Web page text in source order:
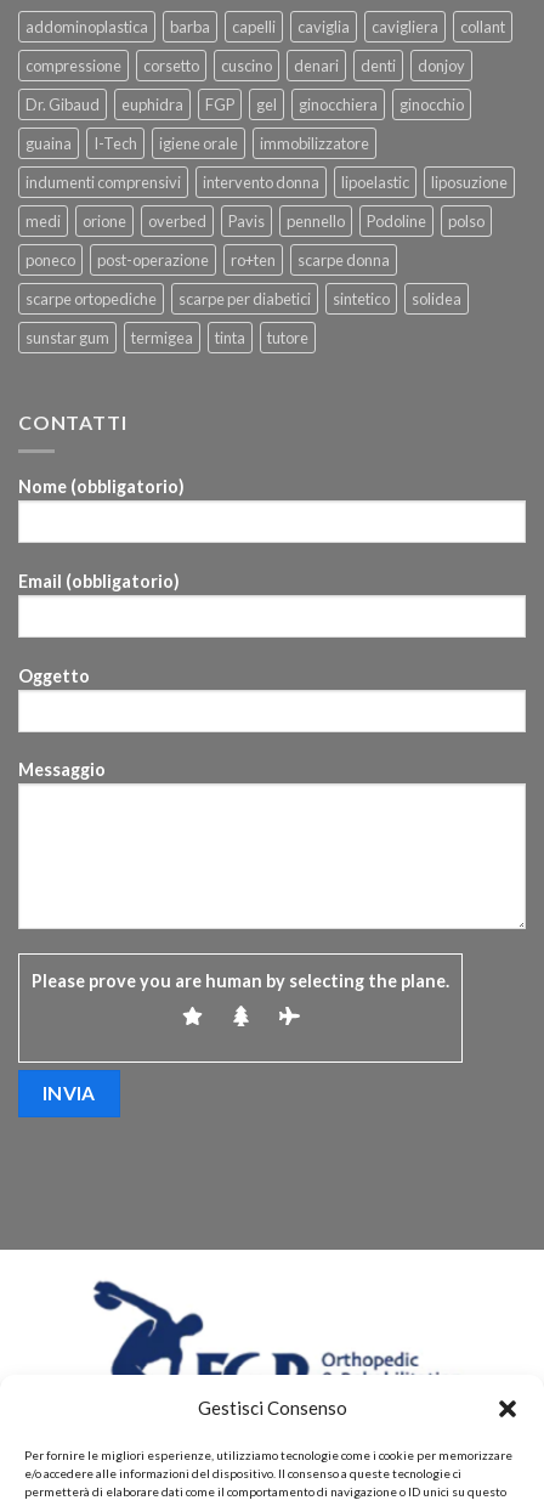
Gestisci Consenso
Per fornire le migliori esperienze, utilizziamo tecnologie come i cookie per memorizzare
e/o accedere alle informazioni del dispositivo. Il consenso a queste tecnologie ci
permetterà di elaborare dati come il comportamento di navigazione o ID unici su questo
addominoplastica barba capelli caviglia cavigliera
collant
compressione
corsetto cuscino denari denti
donjoy
Dr. Gibaud
euphidra FGP gel ginocchiera
ginocchio
guaina
I-Tech igiene orale
immobilizzatore
indumenti comprensivi
intervento donna lipoelastic
liposuzione
medi
orione overbed Pavis pennello Podoline
polso
poneco
post-operazione ro+ten
scarpe donna
scarpe ortopediche
scarpe per diabetici sintetico
solidea
sunstar gum
termigea tinta tutore
CONTATTI
Nome (obbligatorio)
Email (obbligatorio)
Oggetto
Messaggio
Please prove you are human by selecting the plane.